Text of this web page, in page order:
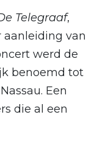
Telegraaf,
van
werd de
benoemd tot
Een
die al een